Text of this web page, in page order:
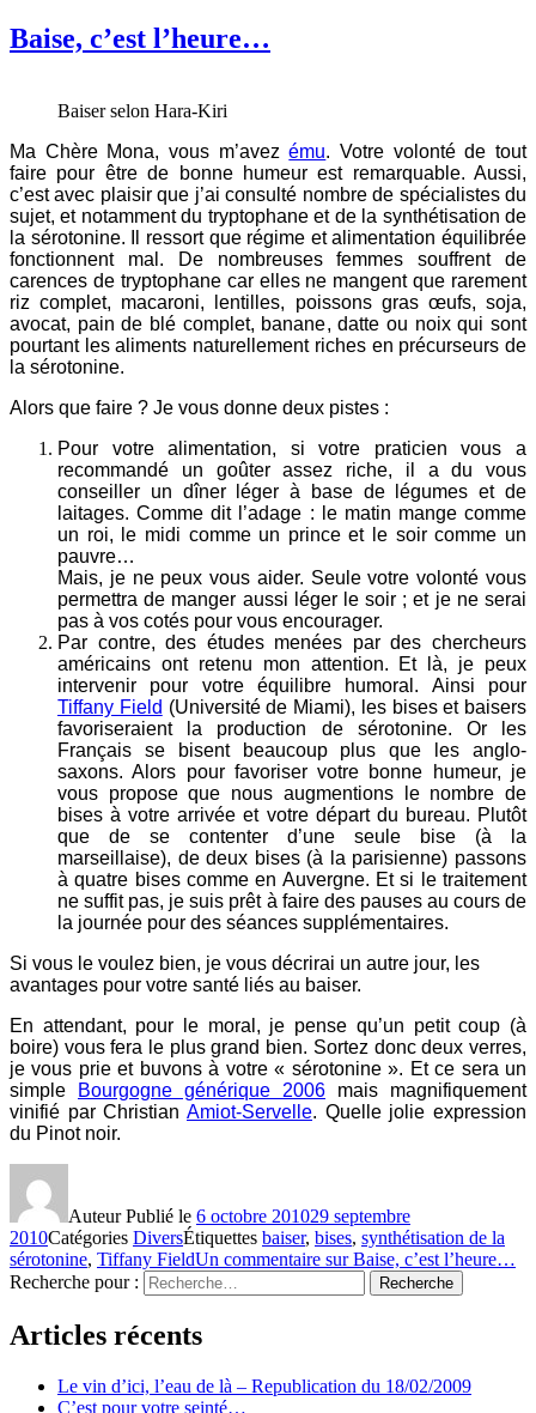
Baise, c’est l’heure…
Baiser selon Hara-Kiri
Ma Chère Mona, vous m’avezému. Votre volonté de tout
faire pour être de bonne humeur est remarquable. Aussi,
c’est avec plaisir que j’ai consulté nombre de spécialistes du
sujet, et notamment du tryptophane et de la synthétisation de
la sérotonine. Il ressort que régime et alimentation équilibrée
fonctionnent mal. De nombreuses femmes souffrent de
carences de tryptophane car elles ne mangent que rarement
riz complet, macaroni, lentilles, poissons gras œufs, soja,
avocat, pain de blé complet, banane, datte ou noix qui sont
pourtant les aliments naturellement riches en précurseurs de
la sérotonine.
Alors que faire ? Je vous donne deux pistes :
Pour votre alimentation, si votre praticien vous a
recommandé un goûter assez riche, il a du vous
conseiller un dîner léger à base de légumes et de
laitages. Comme dit l’adage : le matin mange comme
un roi, le midi comme un prince et le soir comme un
pauvre…
Mais, je ne peux vous aider. Seule votre volonté vous
permettra de manger aussi léger le soir ; et je ne serai
pas à vos cotés pour vous encourager.
Par contre, des études menées par des chercheurs
américains ont retenu mon attention. Et là, je peux
intervenir pour votre équilibre humoral. Ainsi pour
Tiffany Field (Université de Miami), les bises et baisers
favoriseraient la production de sérotonine. Or les
Français se bisent beaucoup plus que les anglo-
saxons. Alors pour favoriser votre bonne humeur, je
vous propose que nous augmentions le nombre de
bises à votre arrivée et votre départ du bureau. Plutôt
que de se contenter d’une seule bise (à la
marseillaise), de deux bises (à la parisienne) passons
à quatre bises comme en Auvergne. Et si le traitement
ne suffit pas, je suis prêt à faire des pauses au cours de
la journée pour des séances supplémentaires.
Si vous le voulez bien, je vous décrirai un autre jour, les
avantages pour votre santé liés au baiser.
En attendant, pour le moral, je pense qu’un petit coup (à
boire) vous fera le plus grand bien. Sortez donc deux verres,
je vous prie et buvons à votre « sérotonine ». Et ce sera un
simple
Bourgogne générique 2006 mais magnifiquement
vinifié par Christian Amiot-Servelle. Quelle jolie expression
du Pinot noir.
AuteurPublié le 6 octobre 201029 septembre
2010Catégories DiversÉtiquettes baiser, bises, synthétisation de la
sérotonine, Tiffany FieldUn commentaire sur Baise, c’est l’heure…
Recherche pour :
Recherche
Articles récents
Le vin d’ici, l’eau de là – Republication du 18/02/2009
C’est pour votre seinté…